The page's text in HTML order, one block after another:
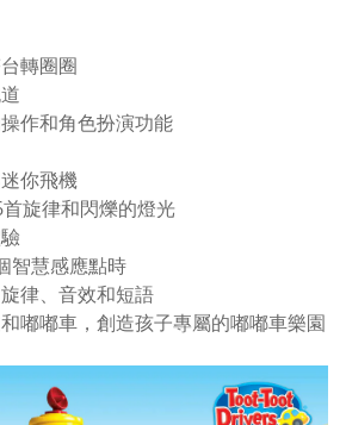
轉圈圈
作和角色扮演功能
你飛機
旋律和閃爍的燈光
智慧感應點時
律、音效和短語
嘟嘟車，創造孩子專屬的嘟嘟車樂園